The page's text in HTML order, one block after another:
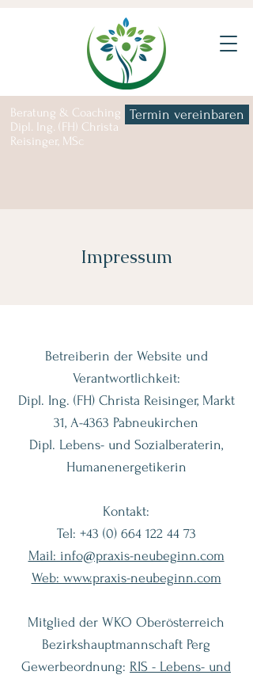
Beratung & Coaching |
Dipl. Ing. (FH) Christa
Reisinger, MSc
Termin vereinbaren
Impressum
Betreiberin der Website und
Verantwortlichkeit:
Dipl. Ing. (FH) Christa Reisinger, Markt
31, A-4363 Pabneukirchen
Dipl. Lebens- und Sozialberaterin,
Humanenergetikerin
Kontakt:
Tel: +43 (0) 664 122 44 73
Mail: info@praxis-neubeginn.com
Web: www.praxis-neubeginn.com
Mitglied der WKO Oberösterreich
Bezirkshauptmannschaft Perg
Gewerbeordnung: RIS - Lebens- und